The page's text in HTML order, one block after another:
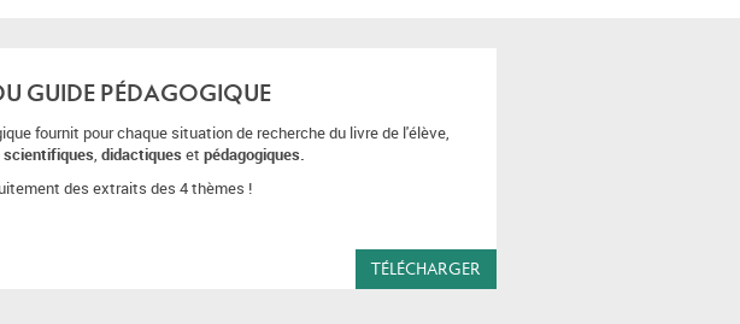
GUIDE PÉDAGOGIQUE
fournit pour chaque situation de recherche du livre de l'élève,
, didactiques et pédagogiques.
des extraits des 4 thèmes !
TÉLÉCHARGER